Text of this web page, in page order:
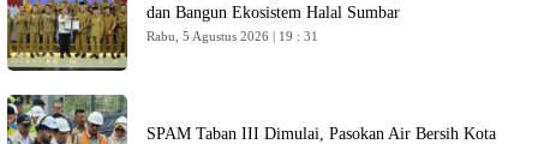
dan Bangun Ekosistem Halal Sumbar
Rabu, 5 Agustus 2026 | 19 : 31
SPAM Taban III Dimulai, Pasokan Air Bersih Kota